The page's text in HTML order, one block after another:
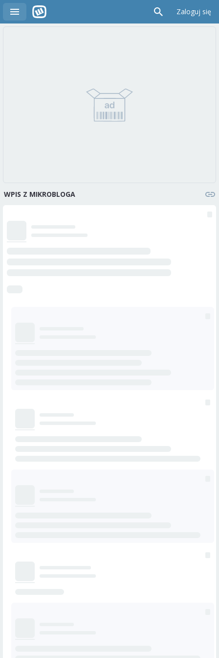
Zaloguj się
WPIS Z MIKROBLOGA